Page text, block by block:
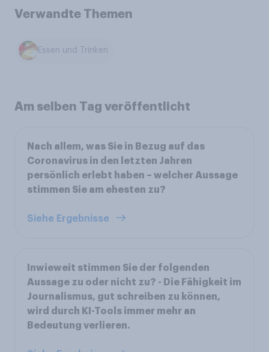
Verwandte Themen
Essen und Trinken
Am selben Tag veröffentlicht
Nach allem, was Sie in Bezug auf das
Coronavirus in den letzten Jahren
persönlich erlebt haben – welcher Aussage
stimmen Sie am ehesten zu?
Siehe Ergebnisse
Inwieweit stimmen Sie der folgenden
Aussage zu oder nicht zu? - Die Fähigkeit im
Journalismus, gut schreiben zu können,
wird durch KI-Tools immer mehr an
Bedeutung verlieren.